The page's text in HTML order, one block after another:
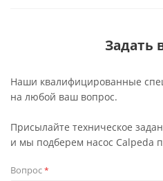
Задать
Наши квалифицированные
на любой ваш вопрос.
Присылайте техническое
и мы подберем насос Calpeda
Вопрос*